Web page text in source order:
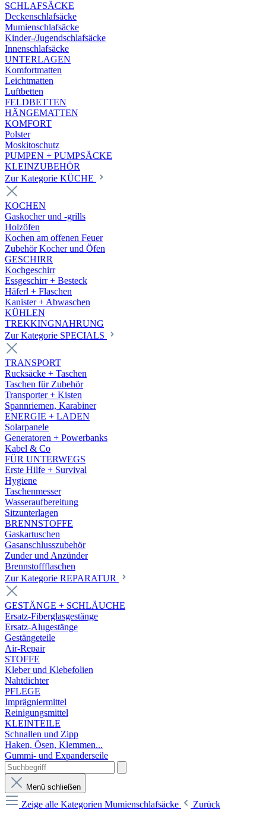
SCHLAFSÄCKE
Deckenschlafsäcke
Mumienschlafsäcke
Kinder-/Jugendschlafsäcke
Innenschlafsäcke
UNTERLAGEN
Komfortmatten
Leichtmatten
Luftbetten
FELDBETTEN
HÄNGEMATTEN
KOMFORT
Polster
Moskitoschutz
PUMPEN + PUMPSÄCKE
KLEINZUBEHÖR
Zur Kategorie KÜCHE
KOCHEN
Gaskocher und -grills
Holzöfen
Kochen am offenen Feuer
Zubehör Kocher und Öfen
GESCHIRR
Kochgeschirr
Essgeschirr + Besteck
Häferl + Flaschen
Kanister + Abwaschen
KÜHLEN
TREKKINGNAHRUNG
Zur Kategorie SPECIALS
TRANSPORT
Rucksäcke + Taschen
Taschen für Zubehör
Transporter + Kisten
Spannriemen, Karabiner
ENERGIE + LADEN
Solarpanele
Generatoren + Powerbanks
Kabel & Co
FÜR UNTERWEGS
Erste Hilfe + Survival
Hygiene
Taschenmesser
Wasseraufbereitung
Sitzunterlagen
BRENNSTOFFE
Gaskartuschen
Gasanschlusszubehör
Zunder und Anzünder
Brennstoffflaschen
Zur Kategorie REPARATUR
GESTÄNGE + SCHLÄUCHE
Ersatz-Fiberglasgestänge
Ersatz-Alugestänge
Gestängeteile
Air-Repair
STOFFE
Kleber und Klebefolien
Nahtdichter
PFLEGE
Imprägniermittel
Reinigungsmittel
KLEINTEILE
Schnallen und Zipp
Haken, Ösen, Klemmen...
Gummi- und Expanderseile
Menü schließen
Zeige alle Kategorien Mumienschlafsäcke
Zurück